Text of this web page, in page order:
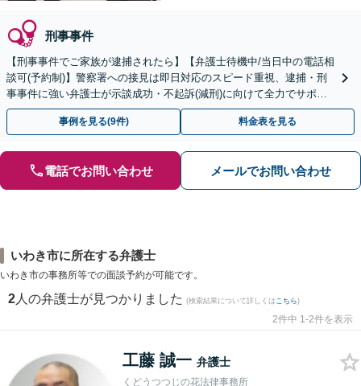
刑事事件
【刑事事件でご家族が逮捕されたら】【弁護士待機中/当日中の電話相
談可(予約制)】警察署への接見は即日対応のスピード重視、逮捕・刑
事事件に強い弁護士が示談成功・不起訴(減刑)に向けて全力でサポー
トします。【加害者側の相談専門】
事例を見る(9件) 料金表を見る
電話でお問い合わせ メールでお問い合わせ
いわき市に所在する弁護士
いわき市の事務所等での面談予約が可能です。
2 人の弁護士が見つかりました (検索結果について詳しくは こちら)
2件中 1-2件を表示
工藤 誠一 弁護士
くどうつつじの花法律事務所